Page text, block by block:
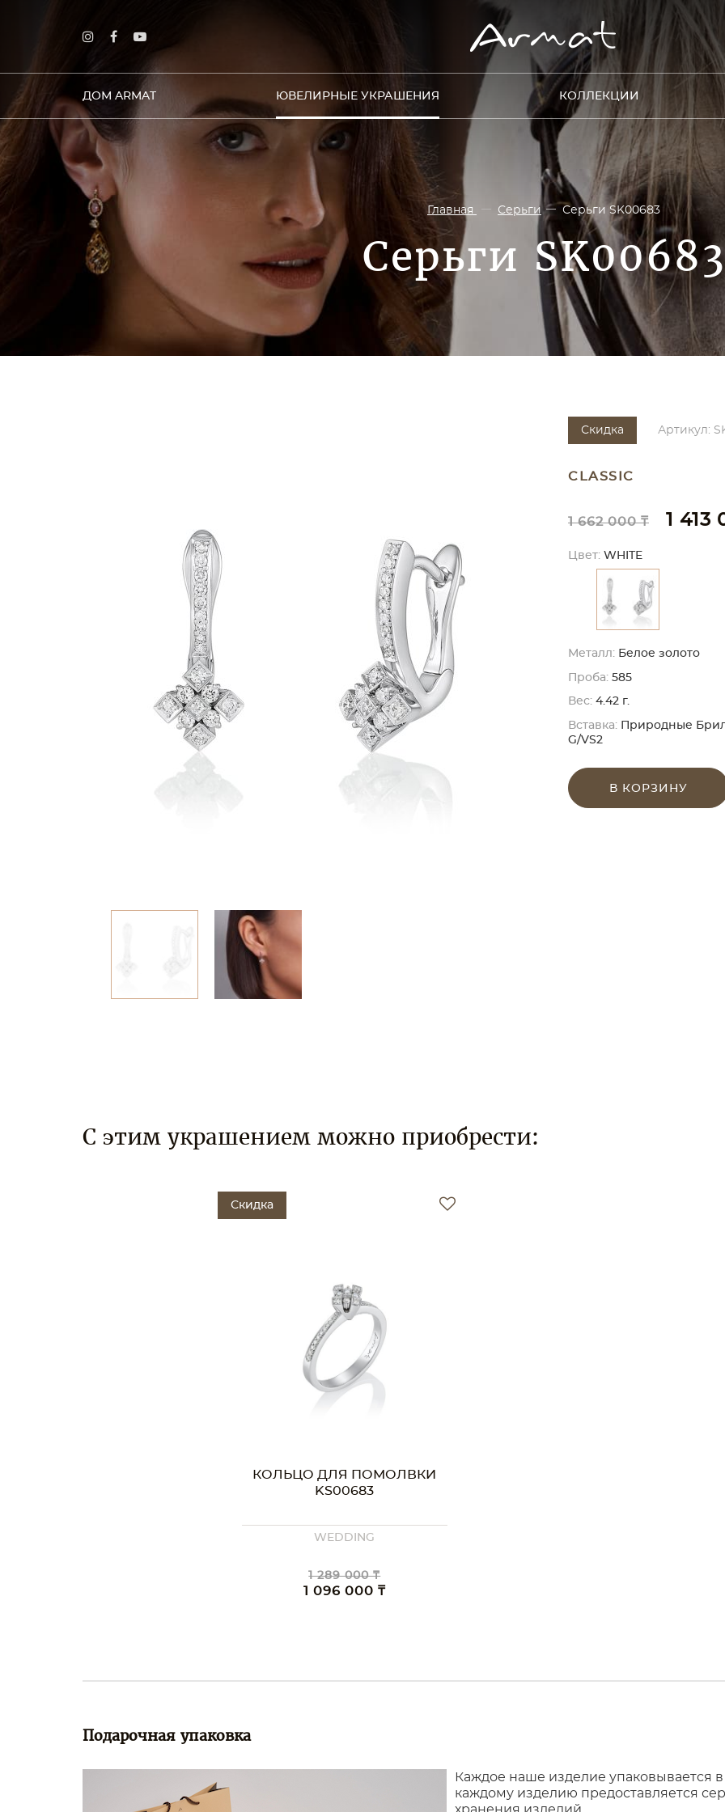
ДОМ ARMAT ЮВЕЛИРНЫЕ УКРАШЕНИЯ КОЛЛЕКЦИИ
Главная Серьги Серьги SK00683
Серьги SK00683
Скидка Артикул:
CLASSIC
1 662 000 ₸ 1 413
Цвет: WHITE
Металл: Белое золото
Проба: 585
Вес: 4.42 г.
Вставка: Природные
G/VS2
В КОРЗИНУ
С этим украшением можно приобрести:
Скидка
КОЛЬЦО ДЛЯ ПОМОЛВКИ
KS00683
WEDDING
1 289 000 ₸
1 096 000 ₸
Подарочная упаковка
Каждое наше изделие упаковывается
каждому изделию предоставляется